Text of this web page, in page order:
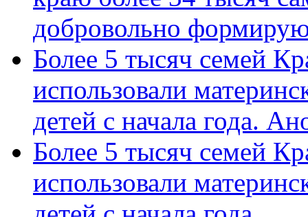
добровольно
Более 5 тысяч семей
использовали
детей с начала года.
Более 5 тысяч семей
использовали